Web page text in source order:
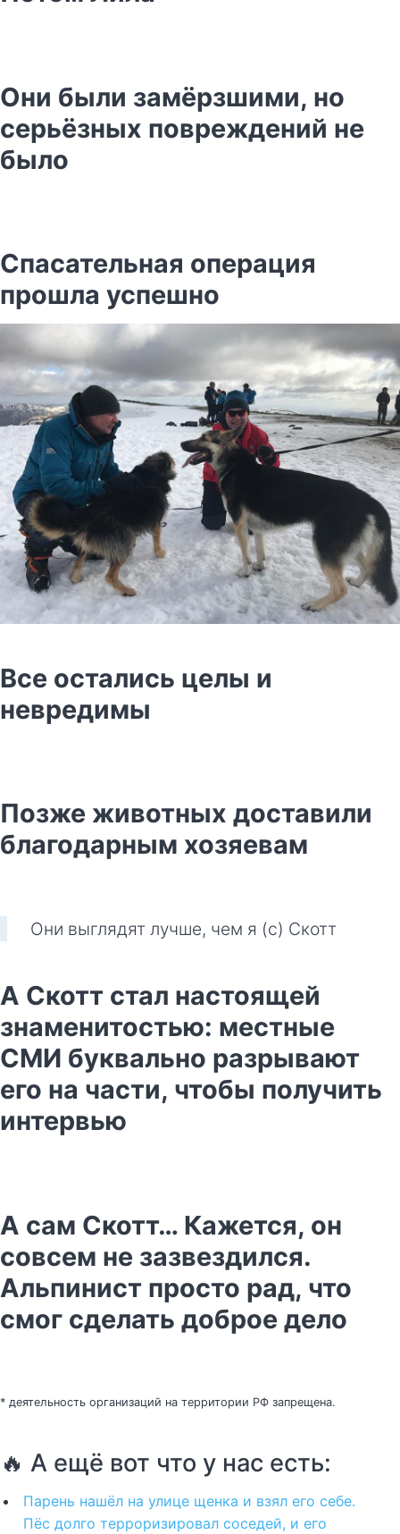
Они были замёрзшими, но
серьёзных повреждений не
было
Спасательная операция
прошла успешно
Все остались целы и
невредимы
Позже животных доставили
благодарным хозяевам
Они выглядят лучше, чем я (с) Скотт
А Скотт стал настоящей
знаменитостью: местные
СМИ буквально разрывают
его на части, чтобы получить
интервью
А сам Скотт… Кажется, он
совсем не зазвездился.
Альпинист просто рад, что
смог сделать доброе дело
* деятельность организаций на территории РФ запрещена.
🔥 А ещё вот что у нас есть:
Парень нашёл на улице щенка и взял его себе.
Пёс долго терроризировал соседей, и его